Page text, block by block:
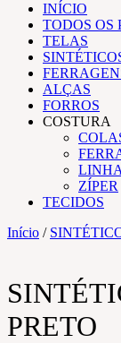
INÍCIO
TODOS OS
TELAS
ALÇAS
FORROS
COSTURA
ZÍPER
TECIDOS
Início /
PRETO